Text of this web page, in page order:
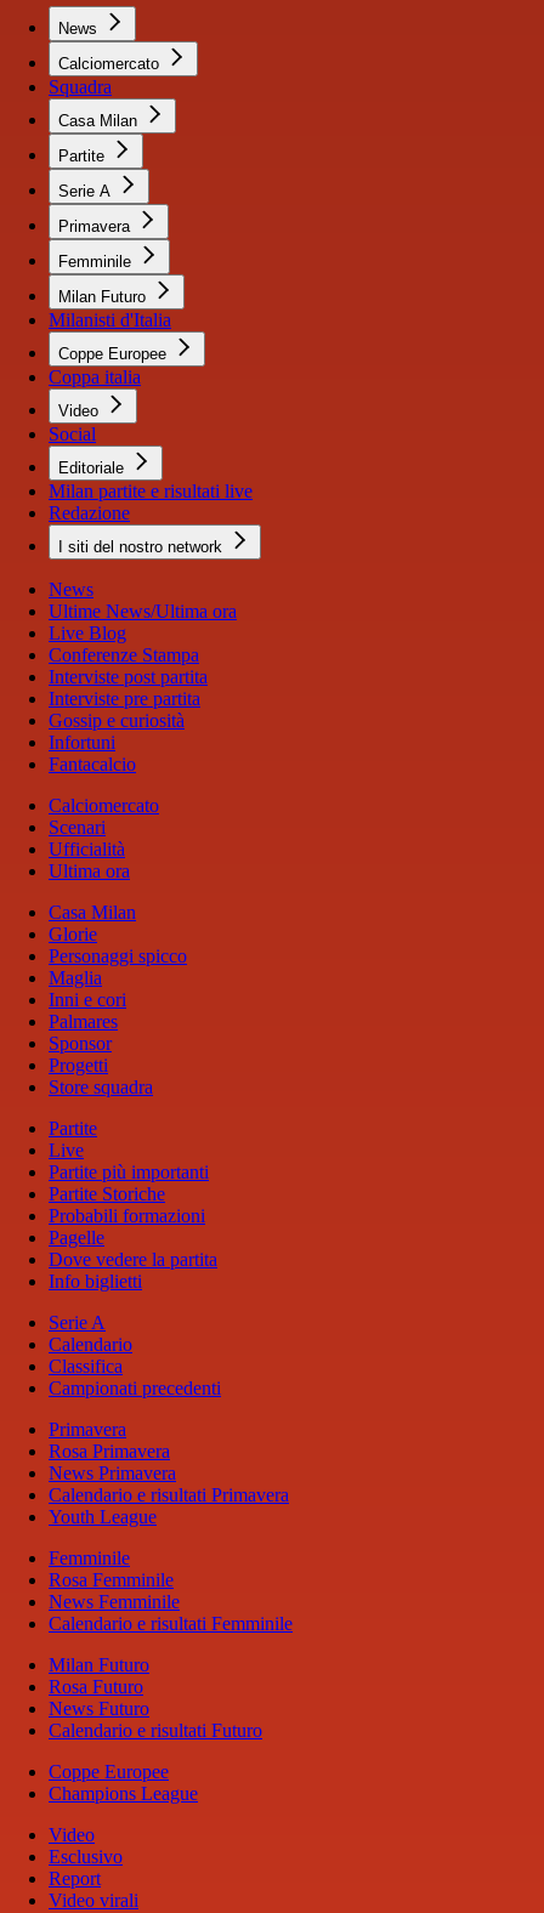
News
Calciomercato
Squadra
Casa Milan
Partite
Serie A
Primavera
Femminile
Milan Futuro
Milanisti d'Italia
Coppe Europee
Coppa italia
Video
Social
Editoriale
Milan partite e risultati live
Redazione
I siti del nostro network
News
Ultime News/Ultima ora
Live Blog
Conferenze Stampa
Interviste post partita
Interviste pre partita
Gossip e curiosità
Infortuni
Fantacalcio
Calciomercato
Scenari
Ufficialità
Ultima ora
Casa Milan
Glorie
Personaggi spicco
Maglia
Inni e cori
Palmares
Sponsor
Progetti
Store squadra
Partite
Live
Partite più importanti
Partite Storiche
Probabili formazioni
Pagelle
Dove vedere la partita
Info biglietti
Serie A
Calendario
Classifica
Campionati precedenti
Primavera
Rosa Primavera
News Primavera
Calendario e risultati Primavera
Youth League
Femminile
Rosa Femminile
News Femminile
Calendario e risultati Femminile
Milan Futuro
Rosa Futuro
News Futuro
Calendario e risultati Futuro
Coppe Europee
Champions League
Video
Esclusivo
Report
Video virali